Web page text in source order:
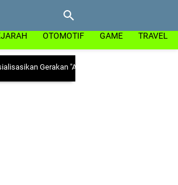
OTOMOTIF GAME TRAVEL
"Ayo Minum Tablet Tambah Darah" di